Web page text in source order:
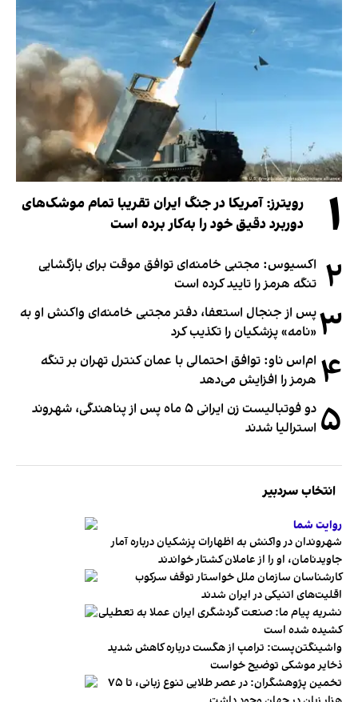
۱
رویترز: آمریکا در جنگ ایران تقریبا تمام موشک‌های
دوربرد دقیق خود را به‌کار برده است
۲ اکسیوس: مجتبی خامنه‌ای توافق موقت برای بازگشایی
تنگه هرمز را تایید کرده است
۳پس از جنجال استعفا، دفتر مجتبی خامنه‌ای واکنش او به
«نامه» پزشکیان را تکذیب کرد
۴ ام‌اس ناو: توافق احتمالی با عمان کنترل تهران بر تنگه
هرمز را افزایش می‌دهد
۵
دو فوتبالیست زن ایرانی ۵ ماه پس از پناهندگی، شهروند
استرالیا شدند
انتخاب سردبیر
روایت شما
شهروندان در واکنش به اظهارات پزشکیان درباره آمار
جاویدنامان، او را از عاملان کشتار خواندند
کارشناسان سازمان ملل خواستار توقف سرکوب
اقلیت‌های اتنیکی در ایران شدند
نشریه پیام ما: صنعت گردشگری ایران عملا به تعطیلی
کشیده شده است
واشینگتن‌پست: ترامپ از هگست درباره کاهش شدید
ذخایر موشکی توضیح خواست
تخمین پژوهشگران: در عصر طلایی تنوع زبانی، تا ۷۵